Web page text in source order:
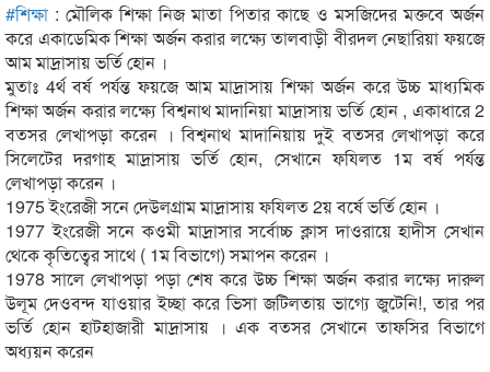
#শিক্ষা: মৌলিক শিক্ষা নিজ মাতা পিতার কাছে ও মসজিদের মক্তবে অর্জন
করে একাডেমিক শিক্ষা অর্জন করার লক্ষ্যে তালবাড়ী বীরদল নেছারিয়া ফয়জে
আম মাদ্রাসায় ভর্তি হোন ।
মুতাঃ 4র্থ বর্ষ পর্যন্ত ফয়জে আম মাদ্রাসায় শিক্ষা অর্জন করে উচ্চ মাধ্যমিক
শিক্ষা অর্জন করার লক্ষ্যে বিশ্বনাথ মাদানিয়া মাদ্রাসায় ভর্তি হোন , একাধারে 2
বতসর লেখাপড়া করেন । বিশ্বনাথ মাদানিয়ায় দুই বত্সর লেখাপড়া করে
সিলেটের দরগাহ মাদ্রাসায় ভর্তি হোন, সেখানে ফযিলত 1ম বর্ষ পর্যন্ত
লেখাপড়া করেন ।
1975 ইংরেজী সনে দেউলগ্রাম মাদ্রাসায় ফযিলত 2য় বর্ষে ভর্তি হোন ।
1977 ইংরেজী সনে কওমী মাদ্রাসার সর্বোচ্চ ক্লাস দাওরায়ে হাদীস সেখান
থেকে কৃতিত্বের সাথে ( 1ম বিভাগে) সমাপন করেন ।
1978 সালে লেখাপড়া পড়া শেষ করে উচ্চ শিক্ষা অর্জন করার লক্ষ্যে দারুল
উলূম দেওবন্দ যাওয়ার ইচ্ছা করে ভিসা জটিলতায় ভাগ্যে জুটেনি!, তার পর
ভর্তি হোন হাটহাজারী মাদ্রাসায় । এক বত্সর সেখানে তাফসির বিভাগে
অধ্যয়ন করেন